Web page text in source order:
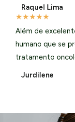
Raquel Lima
★★★★★
Além de
humano que se
tratamento
Jurdilene